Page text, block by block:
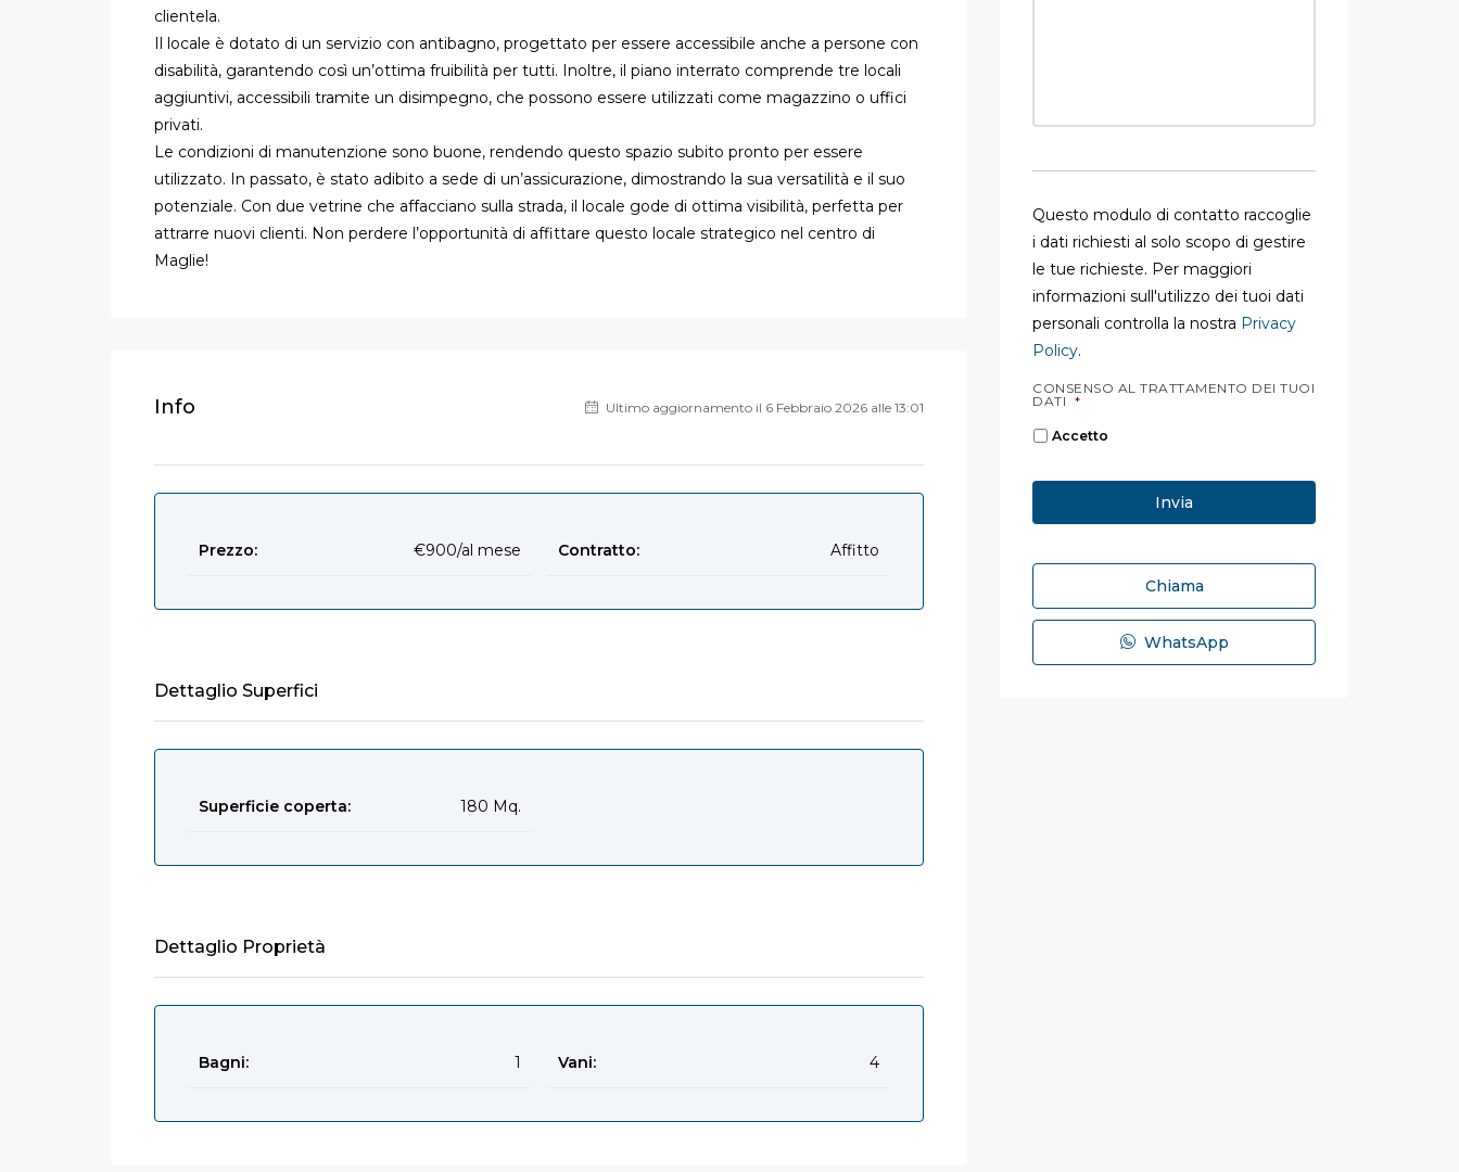
clientela.
Il locale è dotato di un servizio con antibagno, progettato per essere accessibile anche a persone con
disabilità, garantendo così un’ottima fruibilità per tutti. Inoltre, il piano interrato comprende tre locali
aggiuntivi, accessibili tramite un disimpegno, che possono essere utilizzati come magazzino o uffici
privati.
Le condizioni di manutenzione sono buone, rendendo questo spazio subito pronto per essere
utilizzato. In passato, è stato adibito a sede di un’assicurazione, dimostrando la sua versatilità e il suo
potenziale. Con due vetrine che affacciano sulla strada, il locale gode di ottima visibilità, perfetta per
attrarre nuovi clienti. Non perdere l’opportunità di affittare questo locale strategico nel centro di
Maglie!
Info Ultimo aggiornamento il 6 Febbraio 2026 alle 13:01
Prezzo: €900/al mese Contratto: Affitto
Dettaglio Superfici
Superficie coperta: 180 Mq.
Dettaglio Proprietà
Bagni: 1 Vani: 4
Questo modulo di contatto raccoglie
i dati richiesti al solo scopo di gestire
le tue richieste. Per maggiori
informazioni sull'utilizzo dei tuoi dati
personali controlla la nostra Privacy
Policy.
CONSENSO AL TRATTAMENTO DEI TUOI
DATI *
Accetto
Chiama
WhatsApp